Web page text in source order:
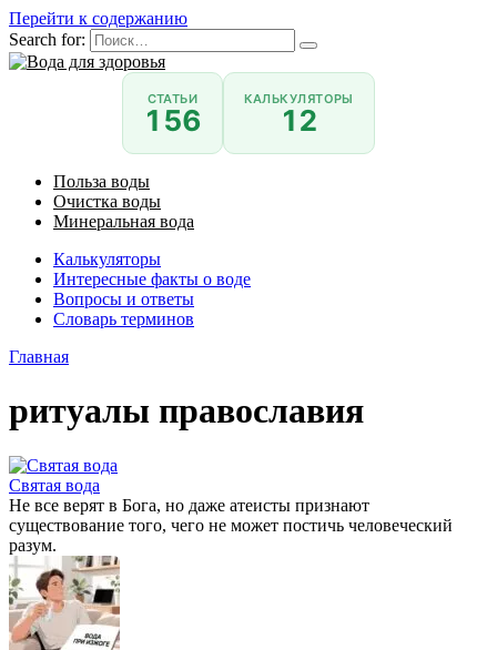
Перейти к содержанию
Search for:
СТАТЬИ
156
КАЛЬКУЛЯТОРЫ
12
Польза воды
Очистка воды
Минеральная вода
Калькуляторы
Интересные факты о воде
Вопросы и ответы
Словарь терминов
Главная
ритуалы православия
Святая вода
Не все верят в Бога, но даже атеисты признают
существование того, чего не может постичь человеческий
разум.